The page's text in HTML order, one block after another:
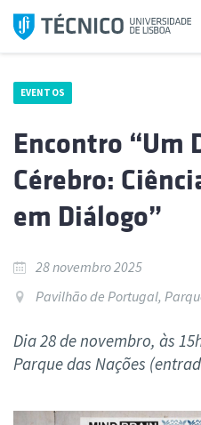
Saltar
para
EVENTOS
Encontro “Um
Cérebro:
em Diálogo”
28 novembro 2025
Pavilhão de Portugal,
Dia 28 de novembro, às
Parque das Nações